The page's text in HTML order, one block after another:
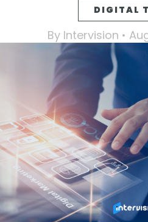
DIGITAL
By Intervision •